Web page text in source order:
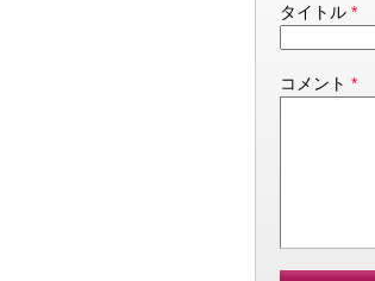
タイトル *
コメント *